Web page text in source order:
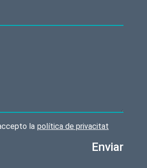
la política de privacitat
Enviar